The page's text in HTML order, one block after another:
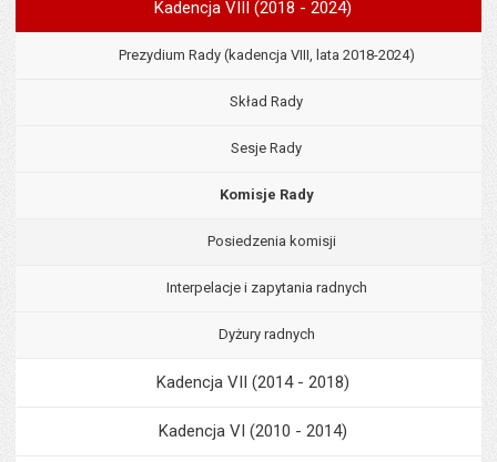
Kadencja VIII (2018 - 2024)
Prezydium Rady (kadencja VIII, lata 2018-2024)
Skład Rady
Sesje Rady
Komisje Rady
Posiedzenia komisji
Interpelacje i zapytania radnych
Dyżury radnych
Kadencja VII (2014 - 2018)
Kadencja VI (2010 - 2014)